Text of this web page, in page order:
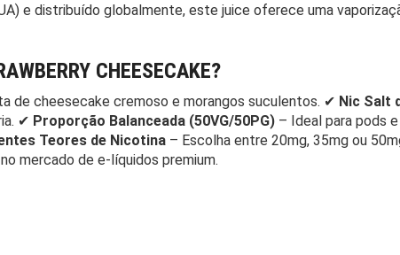
e distribuído globalmente, este juice oferece uma
CHEESECAKE?
de cheesecake cremoso e morangos suculentos. ✔ Nic Salt
✔ Proporção Balanceada (50VG/50PG) – Ideal para pods
Teores de Nicotina – Escolha entre 20mg, 35mg ou
mercado de e-líquidos premium.